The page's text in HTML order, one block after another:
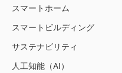
スマートホーム
スマートビルディング
サステナビリティ
人工知能（AI）